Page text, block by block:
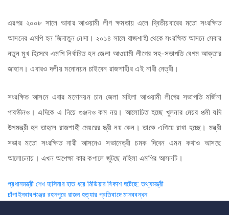
এরপর ২০০৮ সালে আবার আওয়ামী লীগ ক্ষমতায় এলে দ্বিতীয়বারের মতো সংরক্ষিত
আসনের এমপি হন জিনাতুন নেসা। ২০১৪ সালে রাজশাহী থেকে সংরক্ষিত আসনে সেবার
নতুন মুখ হিসেবে এমপি নির্বাচিত হন জেলা আওয়ামী লীগের সহ-সভাপতি বেগম আক্তার
জাহান। এবারও দলীয় মনোনয়ন চাইবেন রাজশাহীর এই নারী নেত্রী।
সংরক্ষিত আসনে এবার মনোনয়ন চান জেলা মহিলা আওয়ামী লীগের সভাপতি মর্জিনা
পারভীনও। এদিকে এ নিয়ে গুঞ্জনও কম নয়। আলোচিত হচ্ছে খুলনার মেয়র পত্মী যদি
উপমন্ত্রী হন তাহলে রাজশাহী মেয়রের স্ত্রী নয় কেন। তাকে এগিয়ে রাখা হচ্ছে। মন্ত্রী
সভার মতো সংরক্ষিত নারী আসনেও সভানেত্রী চমক দিবেন এমন কথাও আসছে
আলোচনায়। এখন অপেক্ষা কার কপালে জুটছে মহিলা এমপির আসনটি।
Post
navigation
প্রধানমন্ত্রী শেখ হাসিনার হাত ধরে মিডিয়ার বিকাশ ঘটেছে: তথ্যমন্ত্রী
চাঁপাইনবাবগঞ্জের রহনপুরে রাজন হত্যার প্রতিবাদে মানববন্ধন